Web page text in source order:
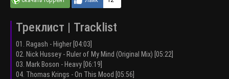
Треклист | Tracklist
01. Ragash - Higher [04:03]
02. Nick Hussey - Ruler of My Mind (Original Mix) [05:22]
03. Mark Boson - Heavy [06:19]
04. Thomas Krings - On This Mood [05:56]